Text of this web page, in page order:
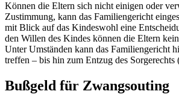
Können die Eltern sich nicht einigen oder
Zustimmung, kann das Familiengericht
mit Blick auf das Kindeswohl eine
den Willen des Kindes können die Eltern
Unter Umständen kann das Familiengericht
treffen – bis hin zum Entzug des Sorgerechts
Bußgeld für Zwangsouting